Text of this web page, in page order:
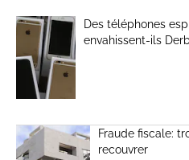
Des téléphones
envahissent-ils
Fraude fiscale:
recouvrer